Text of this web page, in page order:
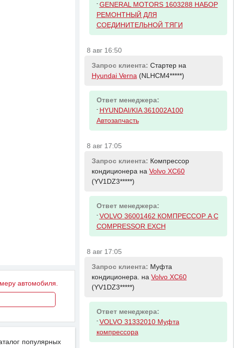
автомобиля.
популярных
- GENERAL MOTORS 1603288 НАБОР
РЕМОНТНЫЙ ДЛЯ
СОЕДИНИТЕЛЬНОЙ ТЯГИ
8 авг 16:50
Запрос клиента: Стартер на
Hyundai Verna(NLHCM4*****)
Ответ менеджера:
- HYUNDAI/KIA 361002A100
Автозапчасть
8 авг 17:05
Запрос клиента: Компрессор
кондиционера на Volvo XC60
(YV1DZ3*****)
Ответ менеджера:
- VOLVO 36001462 КОМПРЕССОР A C
COMPRESSOR EXCH
8 авг 17:05
Запрос клиента: Муфта
кондиционера. на Volvo XC60
(YV1DZ3*****)
Ответ менеджера:
- VOLVO 31332010 Муфта
компрессора